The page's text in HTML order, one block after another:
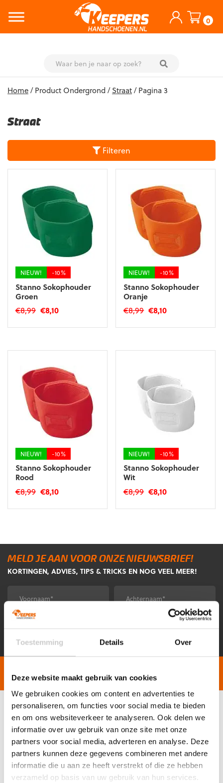
Toestemming Details Over
Deze website maakt gebruik van cookies
We gebruiken cookies om content en advertenties te
personaliseren, om functies voor social media te bieden
en om ons websiteverkeer te analyseren. Ook delen we
informatie over uw gebruik van onze site met onze
partners voor social media, adverteren en analyse. Deze
partners kunnen deze gegevens combineren met andere
informatie die u aan ze heeft verstrekt of die ze hebben
verzameld op basis van uw gebruik van hun services.
0
Home/ Product Ondergrond /Straat/ Pagina 3
Straat
Filteren
NIEUW! -10%
Stanno Sokophouder
Groen
€8,99 Oorspronkelijke
was:
€8,10Huidige
is:
NIEUW! -10%
Stanno Sokophouder
Oranje
€8,99 Oorspronkelijke
was:
€8,10Huidige
is:
NIEUW! -10%
Stanno Sokophouder
Rood
€8,99 Oorspronkelijke
was:
€8,10Huidige
is:
NIEUW! -10%
Stanno Sokophouder
Wit
€8,99 Oorspronkelijke
was:
€8,10Huidige
is:
MELD JE AAN VOOR ONZE NIEUWSBRIEF!
KORTINGEN, ADVIES, TIPS & TRICKS EN NOG VEEL MEER!
Voornaam* Achternaam*
E-
mailadres*
CAPTCHA
Gratis verzending vanaf €60,-
KLANTENSERVICE
Veelgestelde vragen (FAQ)
Mijn account
Mijn bestelling